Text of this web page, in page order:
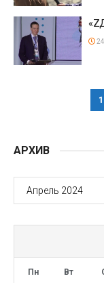
1
АРХИВ
АРХИВ
Пн Вт